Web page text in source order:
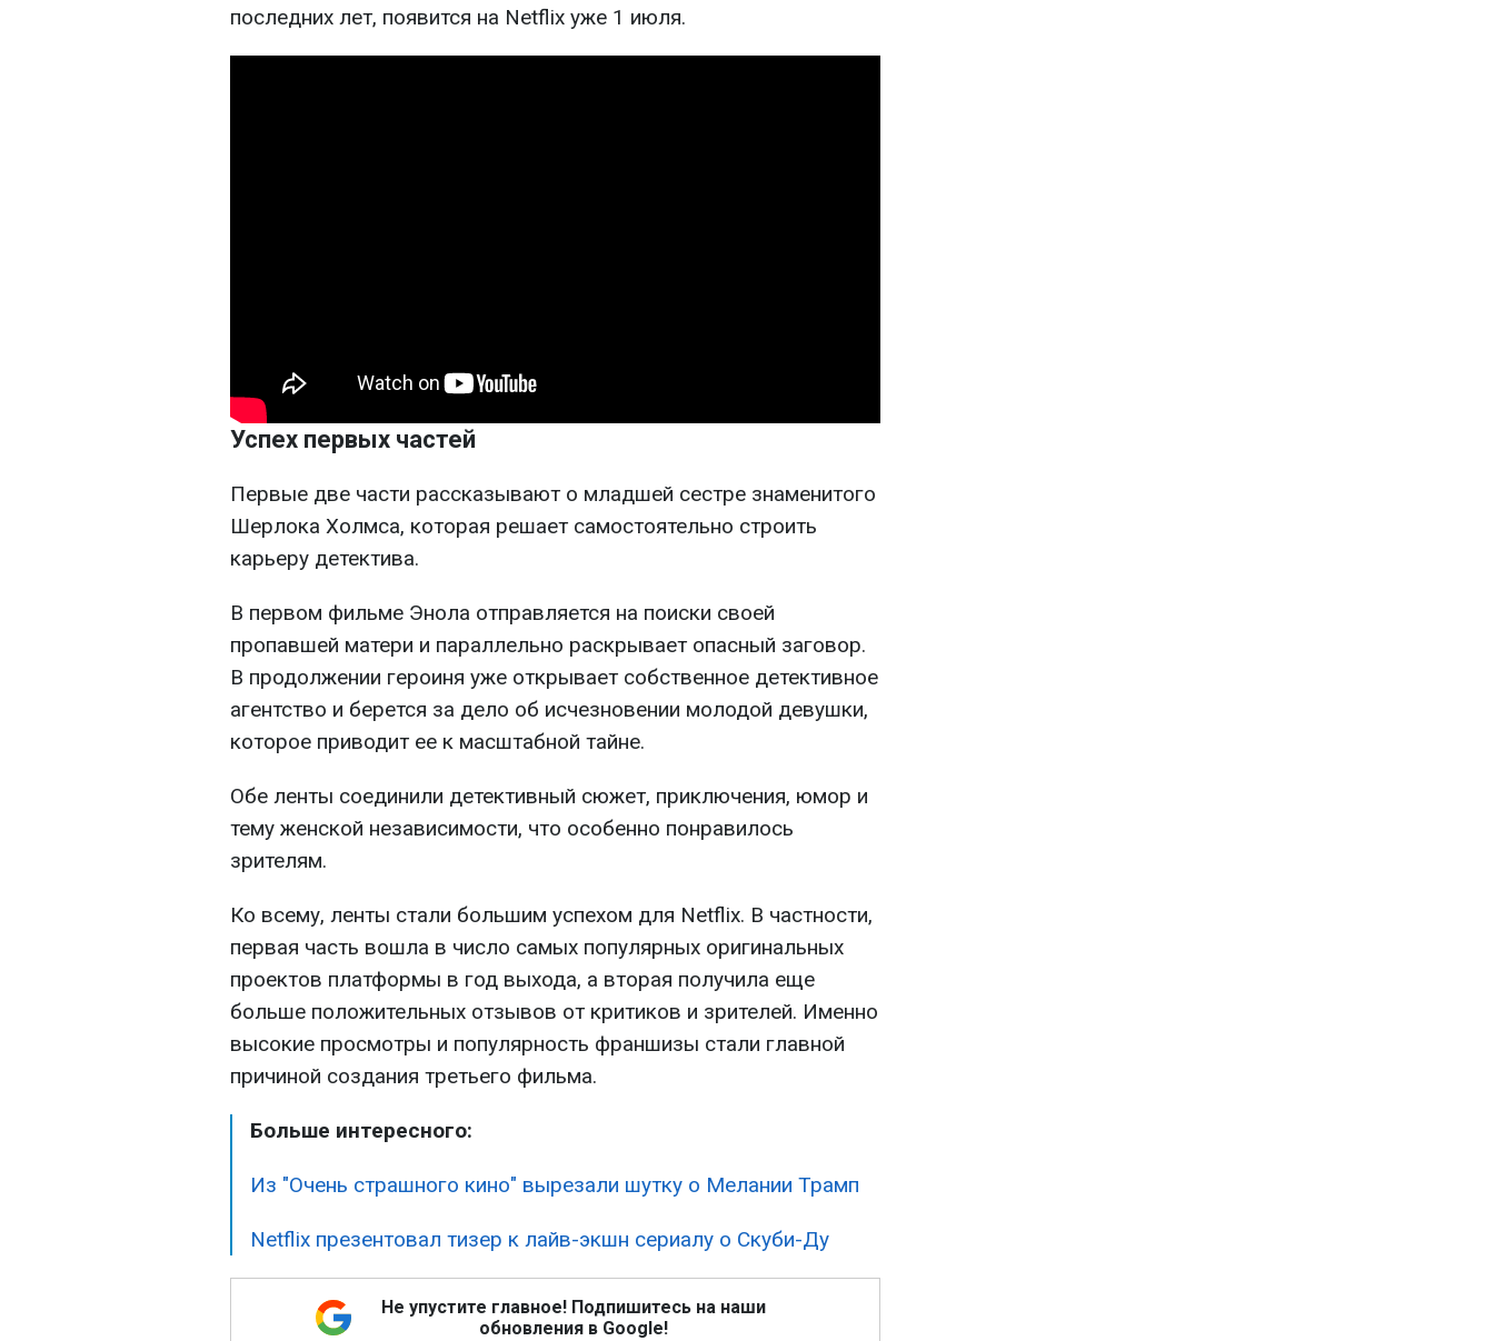
последних лет, появится на Netflix уже 1 июля.
Успех первых частей
Первые две части рассказывают о младшей сестре знаменитого
Шерлока Холмса, которая решает самостоятельно строить
карьеру детектива.
В первом фильме Энола отправляется на поиски своей
пропавшей матери и параллельно раскрывает опасный заговор.
В продолжении героиня уже открывает собственное детективное
агентство и берется за дело об исчезновении молодой девушки,
которое приводит ее к масштабной тайне.
Обе ленты соединили детективный сюжет, приключения, юмор и
тему женской независимости, что особенно понравилось
зрителям.
Ко всему, ленты стали большим успехом для Netflix. В частности,
первая часть вошла в число самых популярных оригинальных
проектов платформы в год выхода, а вторая получила еще
больше положительных отзывов от критиков и зрителей. Именно
высокие просмотры и популярность франшизы стали главной
причиной создания третьего фильма.
Больше интересного:
Из "Очень страшного кино" вырезали шутку о Мелании Трамп
Netflix презентовал тизер к лайв-экшн сериалу о Скуби-Ду
Не упустите главное! Подпишитесь на наши
обновления в Google!